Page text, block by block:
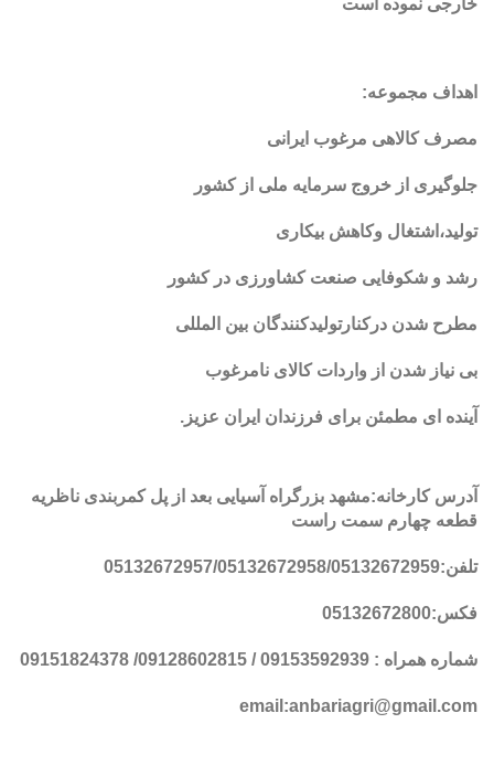
اهداف مجموعه:
مصرف کالاهی مرغوب ایرانی
جلوگیری از خروج سرمایه ملی از کشور
تولید،اشتغال وکاهش بیکاری
رشد و شکوفایی صنعت کشاورزی در کشور
مطرح شدن درکنارتولیدکنندگان بین المللی
بی نیاز شدن از واردات کالای نامرغوب
آینده ای مطمئن برای فرزندان ایران عزیز .
آدرس کارخانه:مشهد بزرگراه آسیایی بعد از پل کمربندی ناظریه
قطعه چهارم سمت راست
تلفن:05132672957/05132672958/05132672959
فکس:05132672800
شماره همراه : 09153592939 / 09128602815/ 09151824378
email:anbariagri@gmail.com